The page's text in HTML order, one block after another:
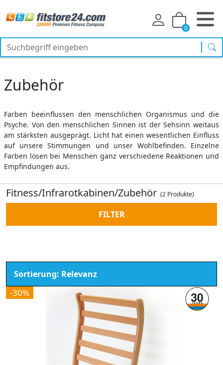
0
Zubehör
Farben beeinflussen den menschlichen Organismus und die
Psyche. Von den menschlichen Sinnen ist der Sehsinn weitaus
am stärksten ausgeprägt. Licht hat einen wesentlichen Einfluss
auf unsere Stimmungen und unser Wohlbefinden. Einzelne
Farben lösen bei Menschen ganz verschiedene Reaktionen und
Empfindungen aus.
Fitness/Infrarotkabinen/Zubehör (2 Produkte)
FILTER
-30%